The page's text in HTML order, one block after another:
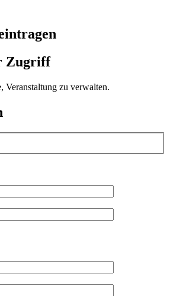
Zugriff
Veranstaltung zu verwalten.